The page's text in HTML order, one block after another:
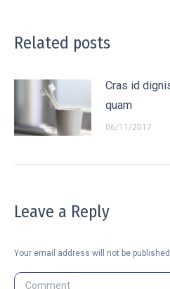
Related posts
Cras id
quam
06/11/2017
Leave a Reply
Your email address will not be
Comment